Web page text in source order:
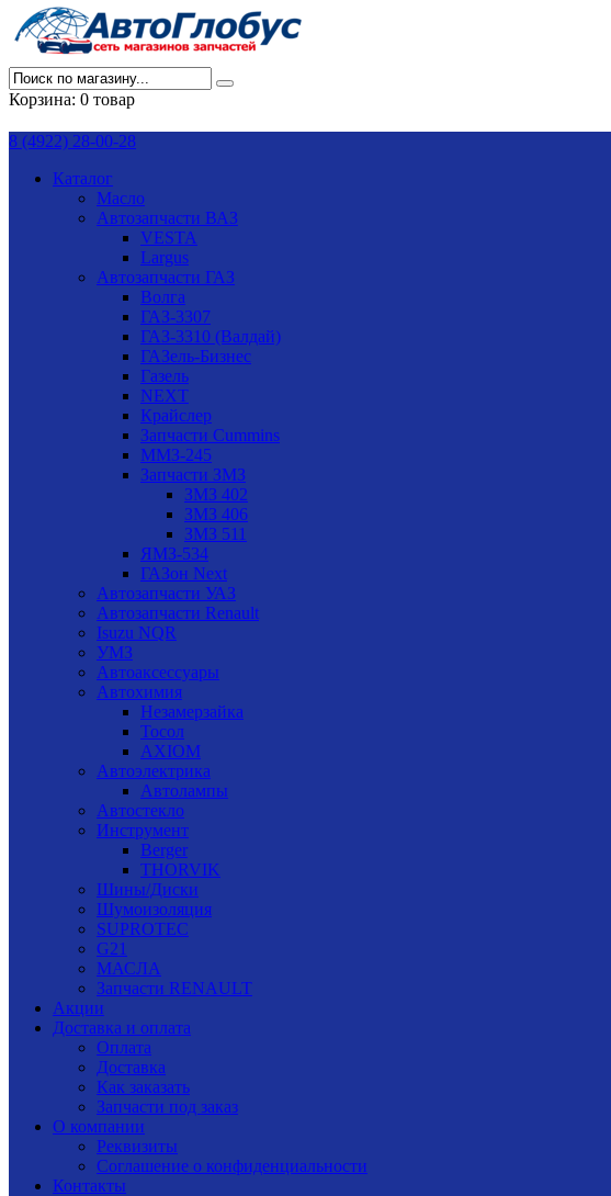
Корзина: 0 товар
8 (4922) 28-00-28
Каталог
Масло
Автозапчасти ВАЗ
VESTA
Largus
Автозапчасти ГАЗ
Волга
ГАЗ-3307
ГАЗ-3310 (Валдай)
ГАЗель-Бизнес
Газель
NEXT
Крайслер
Запчасти Cummins
ММЗ-245
Запчасти ЗМЗ
ЗМЗ 402
ЗМЗ 406
ЗМЗ 511
ЯМЗ-534
ГАЗон Next
Автозапчасти УАЗ
Автозапчасти Renault
Isuzu NQR
УМЗ
Автоаксессуары
Автохимия
Незамерзайка
Тосол
AXIOM
Автоэлектрика
Автолампы
Автостекло
Инструмент
Berger
THORVIK
Шины/Диски
Шумоизоляция
SUPROTEC
G21
МАСЛА
Запчасти RENAULT
Акции
Доставка и оплата
Оплата
Доставка
Как заказать
Запчасти под заказ
О компании
Реквизиты
Соглашение о конфиденциальности
Контакты